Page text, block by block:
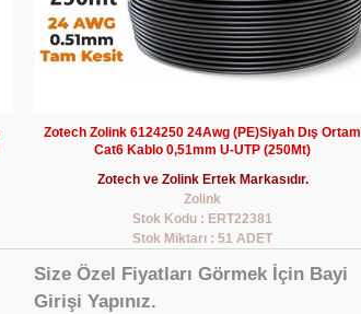
Zotech Zolink 6124250 24Awg (PE)Siyah Dış Ortam
Cat6 Kablo 0,51mm U-UTP (250Mt)
Zotech ve Zolink Ertek Markasıdır.
Zolink
Stok Kodu : ERT22381
Stok Miktarı : 51 ADET
Size Özel Fiyatları Görmek İçin Bayi
Girişi Yapınız.